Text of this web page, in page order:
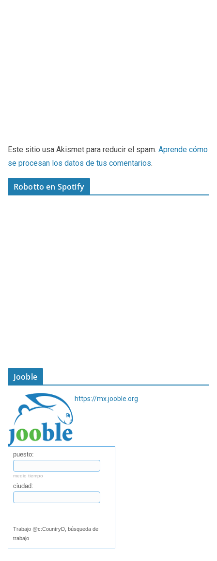
Este sitio usa Akismet para reducir el spam. Aprende cómo
se procesan los datos de tus comentarios.
Robotto en Spotify
Jooble
https://mx.jooble.org
puesto:
medio tiempo
ciudad:
Trabajo @c:CountryD, búsqueda de
trabajo